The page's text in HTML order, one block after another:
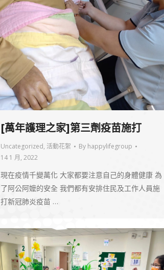
[萬年護理之家]第三劑疫苗施打
Uncategorized, 活動花絮 By happylifegroup
14 1 月, 2022
現在疫情千變萬化 大家都要注意自己的身體健康 為
了阿公阿嬤的安全 我們都有安排住民及工作人員施
打新冠肺炎疫苗 …